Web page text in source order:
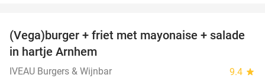
36%
(Vega)burger + friet met mayonaise + salade
in hartje Arnhem
IVEAU Burgers & Wijnbar 9.4 star